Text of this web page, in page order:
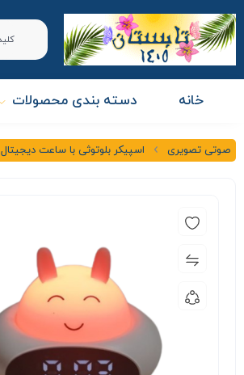
خانه دسته بندی محصولات
صوتی تصویری اسپیکر بلوتوثی با ساعت دیجیتال